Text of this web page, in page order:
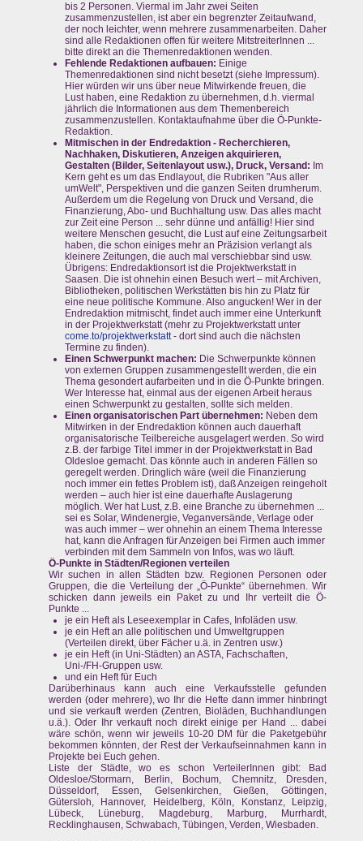
bis 2 Personen. Viermal im Jahr zwei Seiten
zusammenzustellen, ist aber ein begrenzter Zeitaufwand,
der noch leichter, wenn mehrere zusammenarbeiten. Daher
sind alle Redaktionen offen für weitere MitstreiterInnen ...
bitte direkt an die Themenredaktionen wenden.
Fehlende Redaktionen aufbauen: Einige
Themenredaktionen sind nicht besetzt (siehe Impressum).
Hier würden wir uns über neue Mitwirkende freuen, die
Lust haben, eine Redaktion zu übernehmen, d.h. viermal
jährlich die Informationen aus dem Themenbereich
zusammenzustellen. Kontaktaufnahme über die Ö-Punkte-
Redaktion.
Mitmischen in der Endredaktion - Recherchieren,
Nachhaken, Diskutieren, Anzeigen akquirieren,
Gestalten (Bilder, Seitenlayout usw.), Druck, Versand: Im
Kern geht es um das Endlayout, die Rubriken "Aus aller
umWelt", Perspektiven und die ganzen Seiten drumherum.
Außerdem um die Regelung von Druck und Versand, die
Finanzierung, Abo- und Buchhaltung usw. Das alles macht
zur Zeit eine Person ... sehr dünne und anfällig! Hier sind
weitere Menschen gesucht, die Lust auf eine Zeitungsarbeit
haben, die schon einiges mehr an Präzision verlangt als
kleinere Zeitungen, die auch mal verschiebbar sind usw.
Übrigens: Endredaktionsort ist die Projektwerkstatt in
Saasen. Die ist ohnehin einen Besuch wert – mit Archiven,
Bibliotheken, politischen Werkstätten bis hin zu Platz für
eine neue politische Kommune. Also angucken! Wer in der
Endredaktion mitmischt, findet auch immer eine Unterkunft
in der Projektwerkstatt (mehr zu Projektwerkstatt unter
come.to/projektwerkstatt- dort sind auch die nächsten
Termine zu finden).
Einen Schwerpunkt machen: Die Schwerpunkte können
von externen Gruppen zusammengestellt werden, die ein
Thema gesondert aufarbeiten und in die Ö-Punkte bringen.
Wer Interesse hat, einmal aus der eigenen Arbeit heraus
einen Schwerpunkt zu gestalten, sollte sich melden.
Einen organisatorischen Part übernehmen: Neben dem
Mitwirken in der Endredaktion können auch dauerhaft
organisatorische Teilbereiche ausgelagert werden. So wird
z.B. der farbige Titel immer in der Projektwerkstatt in Bad
Oldesloe gemacht. Das könnte auch in anderen Fällen so
geregelt werden. Dringlich wäre (weil die Finanzierung
noch immer ein fettes Problem ist), daß Anzeigen reingeholt
werden – auch hier ist eine dauerhafte Auslagerung
möglich. Wer hat Lust, z.B. eine Branche zu übernehmen ...
sei es Solar, Windenergie, Veganversände, Verlage oder
was auch immer – wer ohnehin an einem Thema Interesse
hat, kann die Anfragen für Anzeigen bei Firmen auch immer
verbinden mit dem Sammeln von Infos, was wo läuft.
Ö-Punkte in Städten/Regionen verteilen
Wir suchen in allen Städten bzw. Regionen Personen oder
Gruppen, die die Verteilung der „Ö-Punkte“ übernehmen. Wir
schicken dann jeweils ein Paket zu und Ihr verteilt die Ö-
Punkte ...
je ein Heft als Leseexemplar in Cafes, Infoläden usw.
je ein Heft an alle politischen und Umweltgruppen
(Verteilen direkt, über Fächer u.ä. in Zentren usw.)
je ein Heft (in Uni-Städten) an ASTA, Fachschaften,
Uni-/FH-Gruppen usw.
und ein Heft für Euch
Darüberhinaus kann auch eine Verkaufsstelle gefunden
werden (oder mehrere), wo Ihr die Hefte dann immer hinbringt
und sie verkauft werden (Zentren, Bioläden, Buchhandlungen
u.ä.). Oder Ihr verkauft noch direkt einige per Hand ... dabei
wäre schön, wenn wir jeweils 10-20 DM für die Paketgebühr
bekommen könnten, der Rest der Verkaufseinnahmen kann in
Projekte bei Euch gehen.
Liste der Städte, wo es schon VerteilerInnen gibt: Bad
Oldesloe/Stormarn, Berlin, Bochum, Chemnitz, Dresden,
Düsseldorf, Essen, Gelsenkirchen, Gießen, Göttingen,
Gütersloh, Hannover, Heidelberg, Köln, Konstanz, Leipzig,
Lübeck, Lüneburg, Magdeburg, Marburg, Murrhardt,
Recklinghausen, Schwabach, Tübingen, Verden, Wiesbaden.